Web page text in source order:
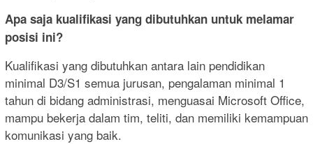
Apa saja kualifikasi yang dibutuhkan untuk melamar
posisi ini?
Kualifikasi yang dibutuhkan antara lain pendidikan
minimal D3/S1 semua jurusan, pengalaman minimal 1
tahun di bidang administrasi, menguasai Microsoft Office,
mampu bekerja dalam tim, teliti, dan memiliki kemampuan
komunikasi yang baik.